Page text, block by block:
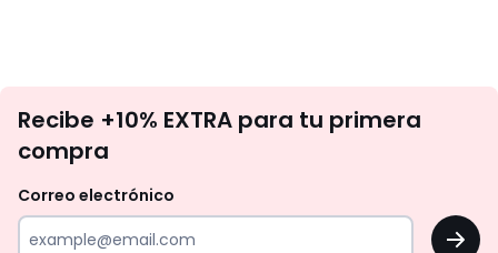
te
tu
Recibe +10% EXTRA para tu primera
compra
Correo electrónico
OK